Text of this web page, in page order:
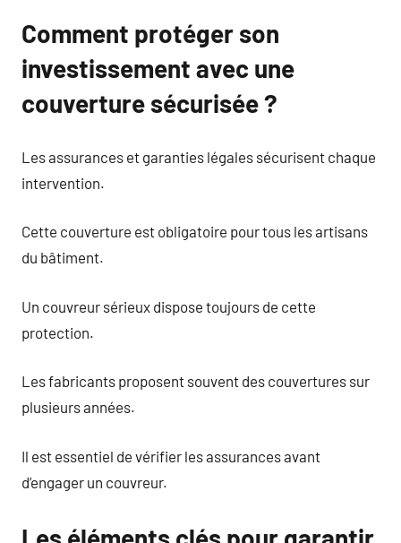
Comment protéger son
investissement avec une
couverture sécurisée ?
Les assurances et garanties légales sécurisent chaque
intervention.
Cette couverture est obligatoire pour tous les artisans
du bâtiment.
Un couvreur sérieux dispose toujours de cette
protection.
Les fabricants proposent souvent des couvertures sur
plusieurs années.
Il est essentiel de vérifier les assurances avant
d’engager un couvreur.